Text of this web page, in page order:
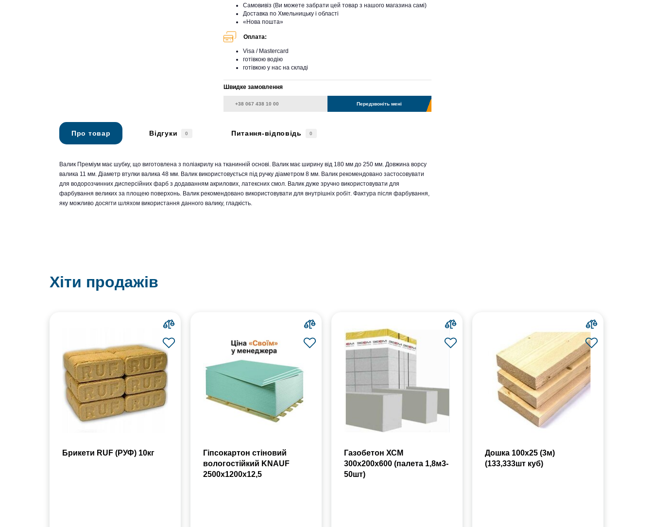
Самовивіз (Ви можете забрати цей товар з нашого магазина самі)
Доставка по Хмельницьку і області
«Нова пошта»
Оплата:
Visa / Mastercard
готівкою водію
готівкою у нас на складі
Швидке замовлення
Передзвоніть мені
Про товар Відгуки 0 Питання-відповідь 0
Валик Преміум має шубку, що виготовлена з поліакрилу на тканинній основі. Валик має ширину від 180 мм до 250 мм. Довжина ворсу
валика 11 мм. Діаметр втулки валика 48 мм. Валик використовується під ручку діаметром 8 мм. Валик рекомендовано застосовувати
для водорозчинних дисперсійних фарб з додаванням акрилових, латексних смол. Валик дуже зручно використовувати для
фарбування великих за площею поверхонь. Валик рекомендовано використовувати для внутрішніх робіт. Фактура після фарбування,
яку можливо досягти шляхом використання данного валику, гладкість.
Хіти продажів
Брикети RUF (РУФ) 10кг
Гіпсокартон стіновий
вологостійкий KNAUF
2500х1200х12,5
Газобетон ХСМ
300x200x600 (палета 1,8м3-
50шт)
Дошка 100х25 (3м)
(133,333шт куб)